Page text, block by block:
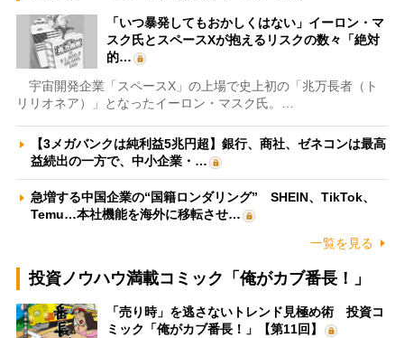
「いつ暴発してもおかしくはない」イーロン・マ
スク氏とスペースXが抱えるリスクの数々「絶対
的…
宇宙開発企業「スペースX」の上場で史上初の「兆万長者（ト
リリオネア）」となったイーロン・マスク氏。…
【3メガバンクは純利益5兆円超】銀行、商社、ゼネコンは最高
益続出の一方で、中小企業・…
急増する中国企業の“国籍ロンダリング” SHEIN、TikTok、
Temu…本社機能を海外に移転させ…
一覧を見る
投資ノウハウ満載コミック「俺がカブ番長！」
「売り時」を逃さないトレンド見極め術 投資コ
ミック「俺がカブ番長！」【第11回】